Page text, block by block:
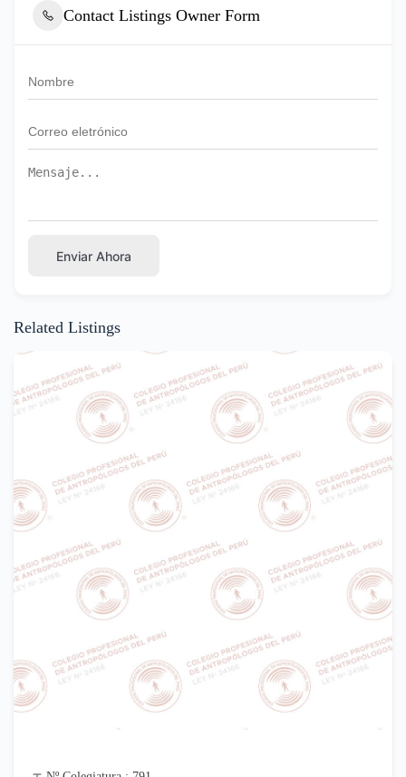
Contact Listings Owner Form
Enviar Ahora
Related Listings